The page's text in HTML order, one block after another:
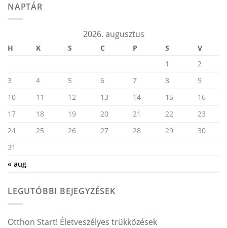
NAPTÁR
2026. augusztus
H K S C P S V
« aug
1
2
3
4 5 6 7 8
9
10
11 12 13 14 15
16
17
18 19 20 21 22
23
24
25 26 27 28 29
30
31
LEGUTÓBBI BEJEGYZÉSEK
Otthon Start! Életveszélyes trükközések